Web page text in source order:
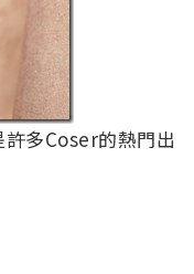
多Coser的熱門出